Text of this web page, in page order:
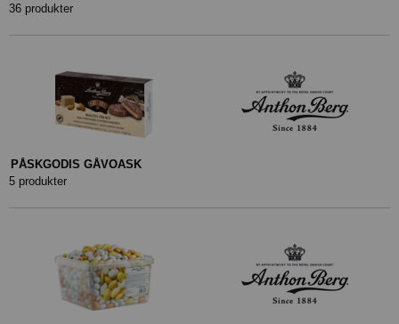
36 produkter
PÅSKGODIS GÅVOASK
5 produkter